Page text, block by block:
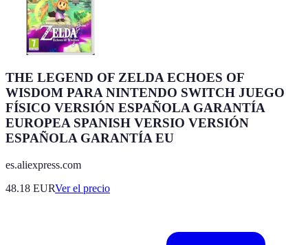
THE LEGEND OF ZELDA ECHOES OF
WISDOM PARA NINTENDO SWITCH JUEGO
FÍSICO VERSIÓN ESPAÑOLA GARANTÍA
EUROPEA SPANISH VERSIO VERSIÓN
ESPAÑOLA GARANTÍA EU
es.aliexpress.com
48.18 EURVer el precio